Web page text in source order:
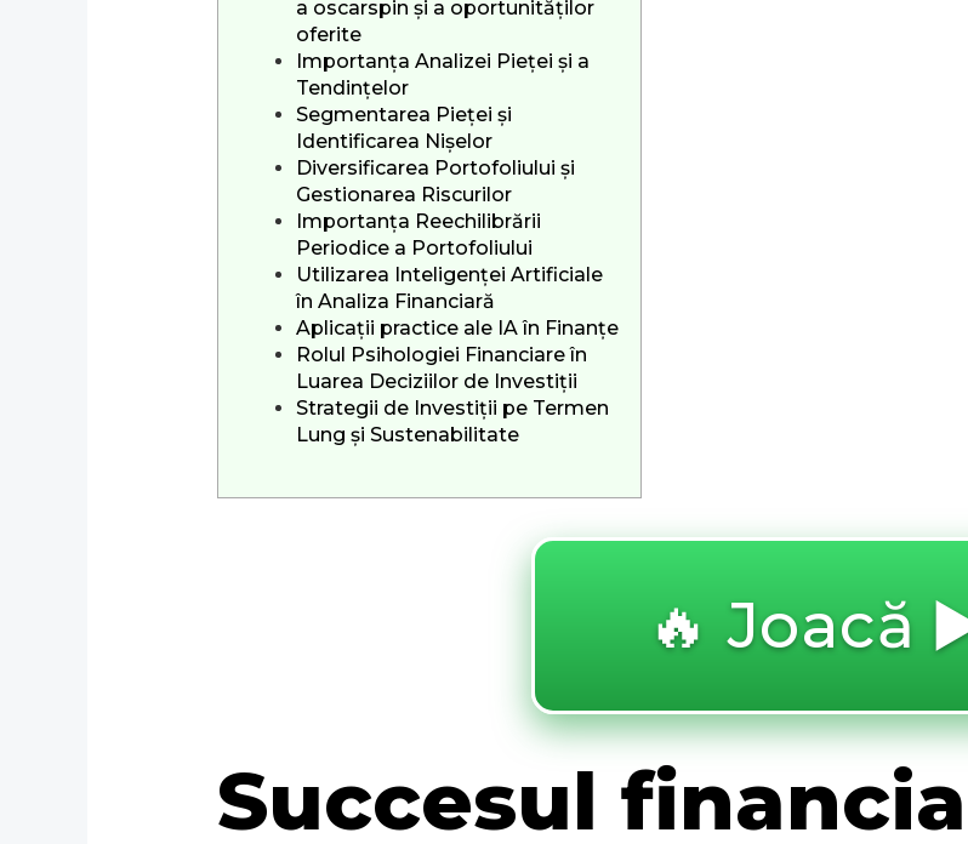
a oscarspin și a oportunităților
oferite
Importanța Analizei Pieței și a
Tendințelor
Segmentarea Pieței și
Identificarea Nișelor
Diversificarea Portofoliului și
Gestionarea Riscurilor
Importanța Reechilibrării
Periodice a Portofoliului
Utilizarea Inteligenței Artificiale
în Analiza Financiară
Aplicații practice ale IA în Finanțe
Rolul Psihologiei Financiare în
Luarea Deciziilor de Investiții
Strategii de Investiții pe Termen
Lung și Sustenabilitate
🔥 Joacă
Succesul